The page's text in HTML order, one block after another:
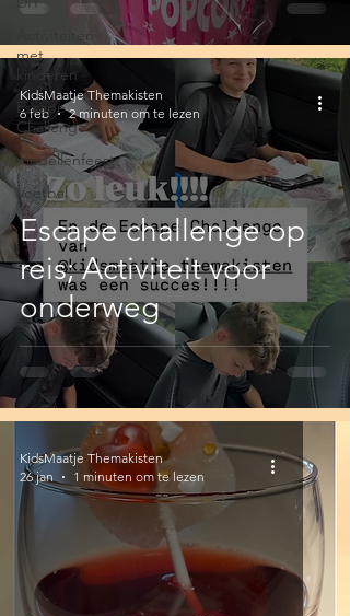
met
kinderen
Escape
Challenge
modellenfeest
Voetbal
Escape challenge op
reis; Activiteit voor
onderweg
KidsMaatje Themakisten
6 feb
2 minuten om te lezen
KidsMaatje Themakisten
26 jan
1 minuten om te lezen